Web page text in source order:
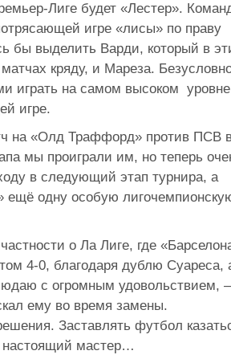
Лиге будет «Лестер».
игре «лисы» по праву
бы выделить Варди, который в
кряду, и Мареза.
играть на самом высоком
игре.
на «Олд Траффорд» против ПСВ
мы проиграли им, но теперь
в следующий этап турнира, а
одну особую
о Ла Лиге, где
4-0, благодаря дублю Суареса,
с огромным удовольствием,
ему во время замены.
Заставлять футбол
настоящий мастер…